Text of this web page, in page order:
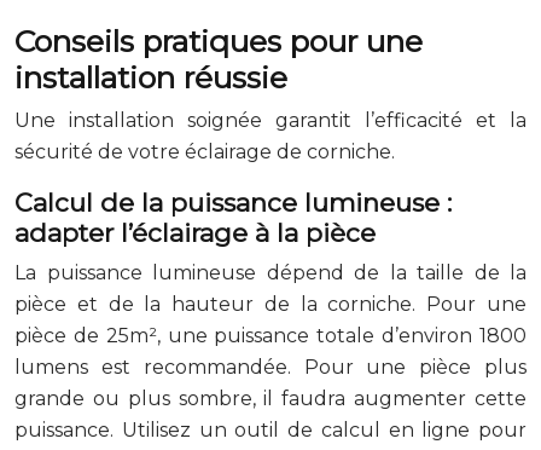
Conseils pratiques pour une
installation réussie
Une installation soignée garantit l’efficacité et la
sécurité de votre éclairage de corniche.
Calcul de la puissance lumineuse :
adapter l’éclairage à la pièce
La puissance lumineuse dépend de la taille de la
pièce et de la hauteur de la corniche. Pour une
pièce de 25m², une puissance totale d’environ 1800
lumens est recommandée. Pour une pièce plus
grande ou plus sombre, il faudra augmenter cette
puissance. Utilisez un outil de calcul en ligne pour